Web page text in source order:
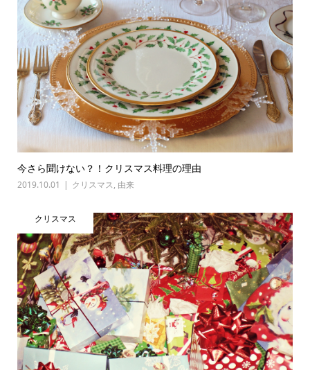
今さら聞けない？！クリスマス料理の理由
2019.10.01 クリスマス, 由来
クリスマス